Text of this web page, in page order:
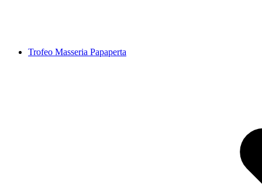
Trofeo Masseria Papaperta